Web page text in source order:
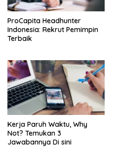
ProCapita Headhunter
Indonesia: Rekrut Pemimpin
Terbaik
Kerja Paruh Waktu, Why
Not? Temukan 3
Jawabannya Di sini